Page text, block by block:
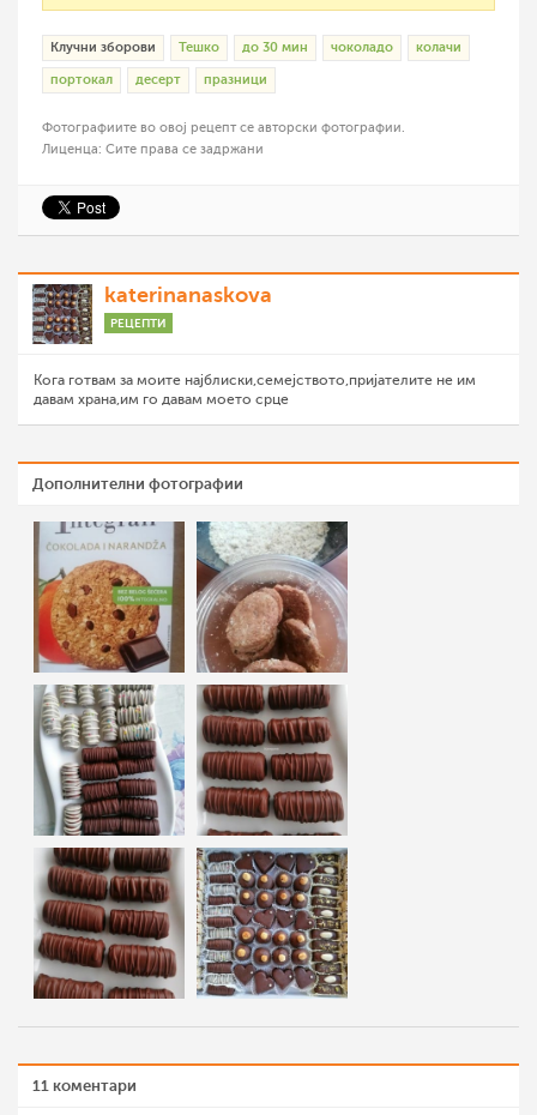
Клучни зборови Тешко до 30 мин чоколадо колачи
портокал десерт празници
Фотографиите во овој рецепт се авторски фотографии.
Лиценца: Сите права се задржани
katerinanaskova
РЕЦЕПТИ
Кога готвам за моите најблиски,семејството,пријателите не им
давам храна,им го давам моето срце
Дополнителни фотографии
11 коментари